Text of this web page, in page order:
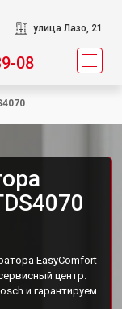
улица Лазо, 21
08
EasyComfort
центр.
и гарантируем